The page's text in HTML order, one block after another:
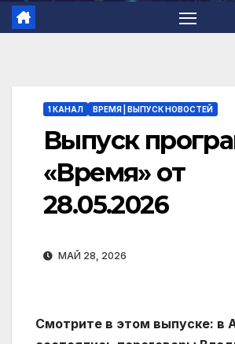
1 КАНАЛ ВРЕМЯ | ВЫПУСК НОВОСТЕЙ
Выпуск
«Время» от
28.05.2026
МАЙ 28, 2026
Смотрите в этом выпуске: в